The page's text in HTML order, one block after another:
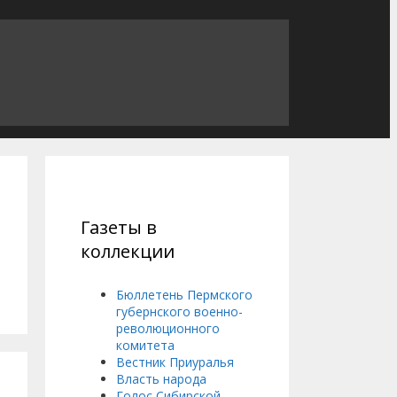
Газеты в
коллекции
Бюллетень Пермского
губернского военно-
революционного
комитета
Вестник Приуралья
Власть народа